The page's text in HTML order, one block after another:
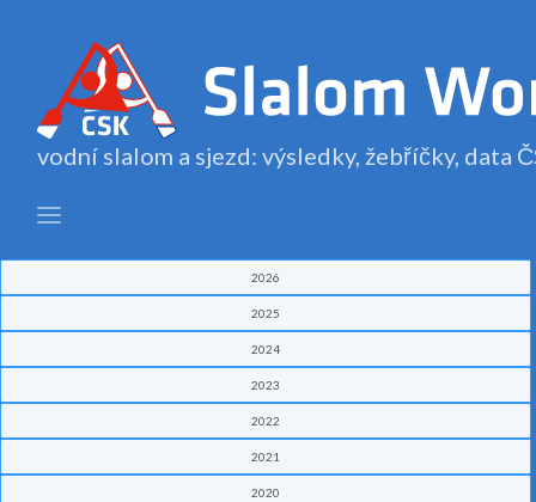
vodní slalom a sjezd: výsledky, žebříčky, data
2026
2025
2024
2023
2022
2021
2020